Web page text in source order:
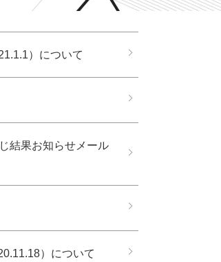
）について
結果お知らせメール
）について